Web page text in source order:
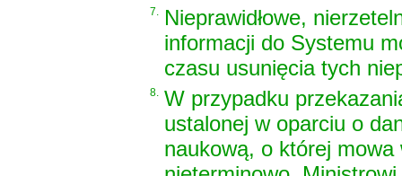
7. Nieprawidłowe,
informacji do Systemu
czasu usunięcia tych
8. W przypadku
ustalonej w oparciu o
naukową, o której mowa